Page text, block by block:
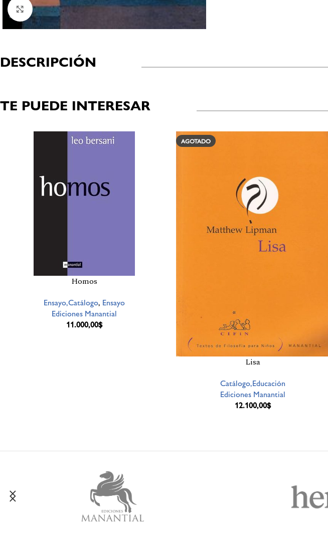
Click to enlarge
DESCRIPCIÓN
TE PUEDE INTERESAR
Productos relacionados
Homos
Ensayo,Catálogo, Ensayo
Ediciones Manantial
11.000,00$
AGOTADO
Lisa
Catálogo,Educación
Ediciones Manantial
12.100,00$